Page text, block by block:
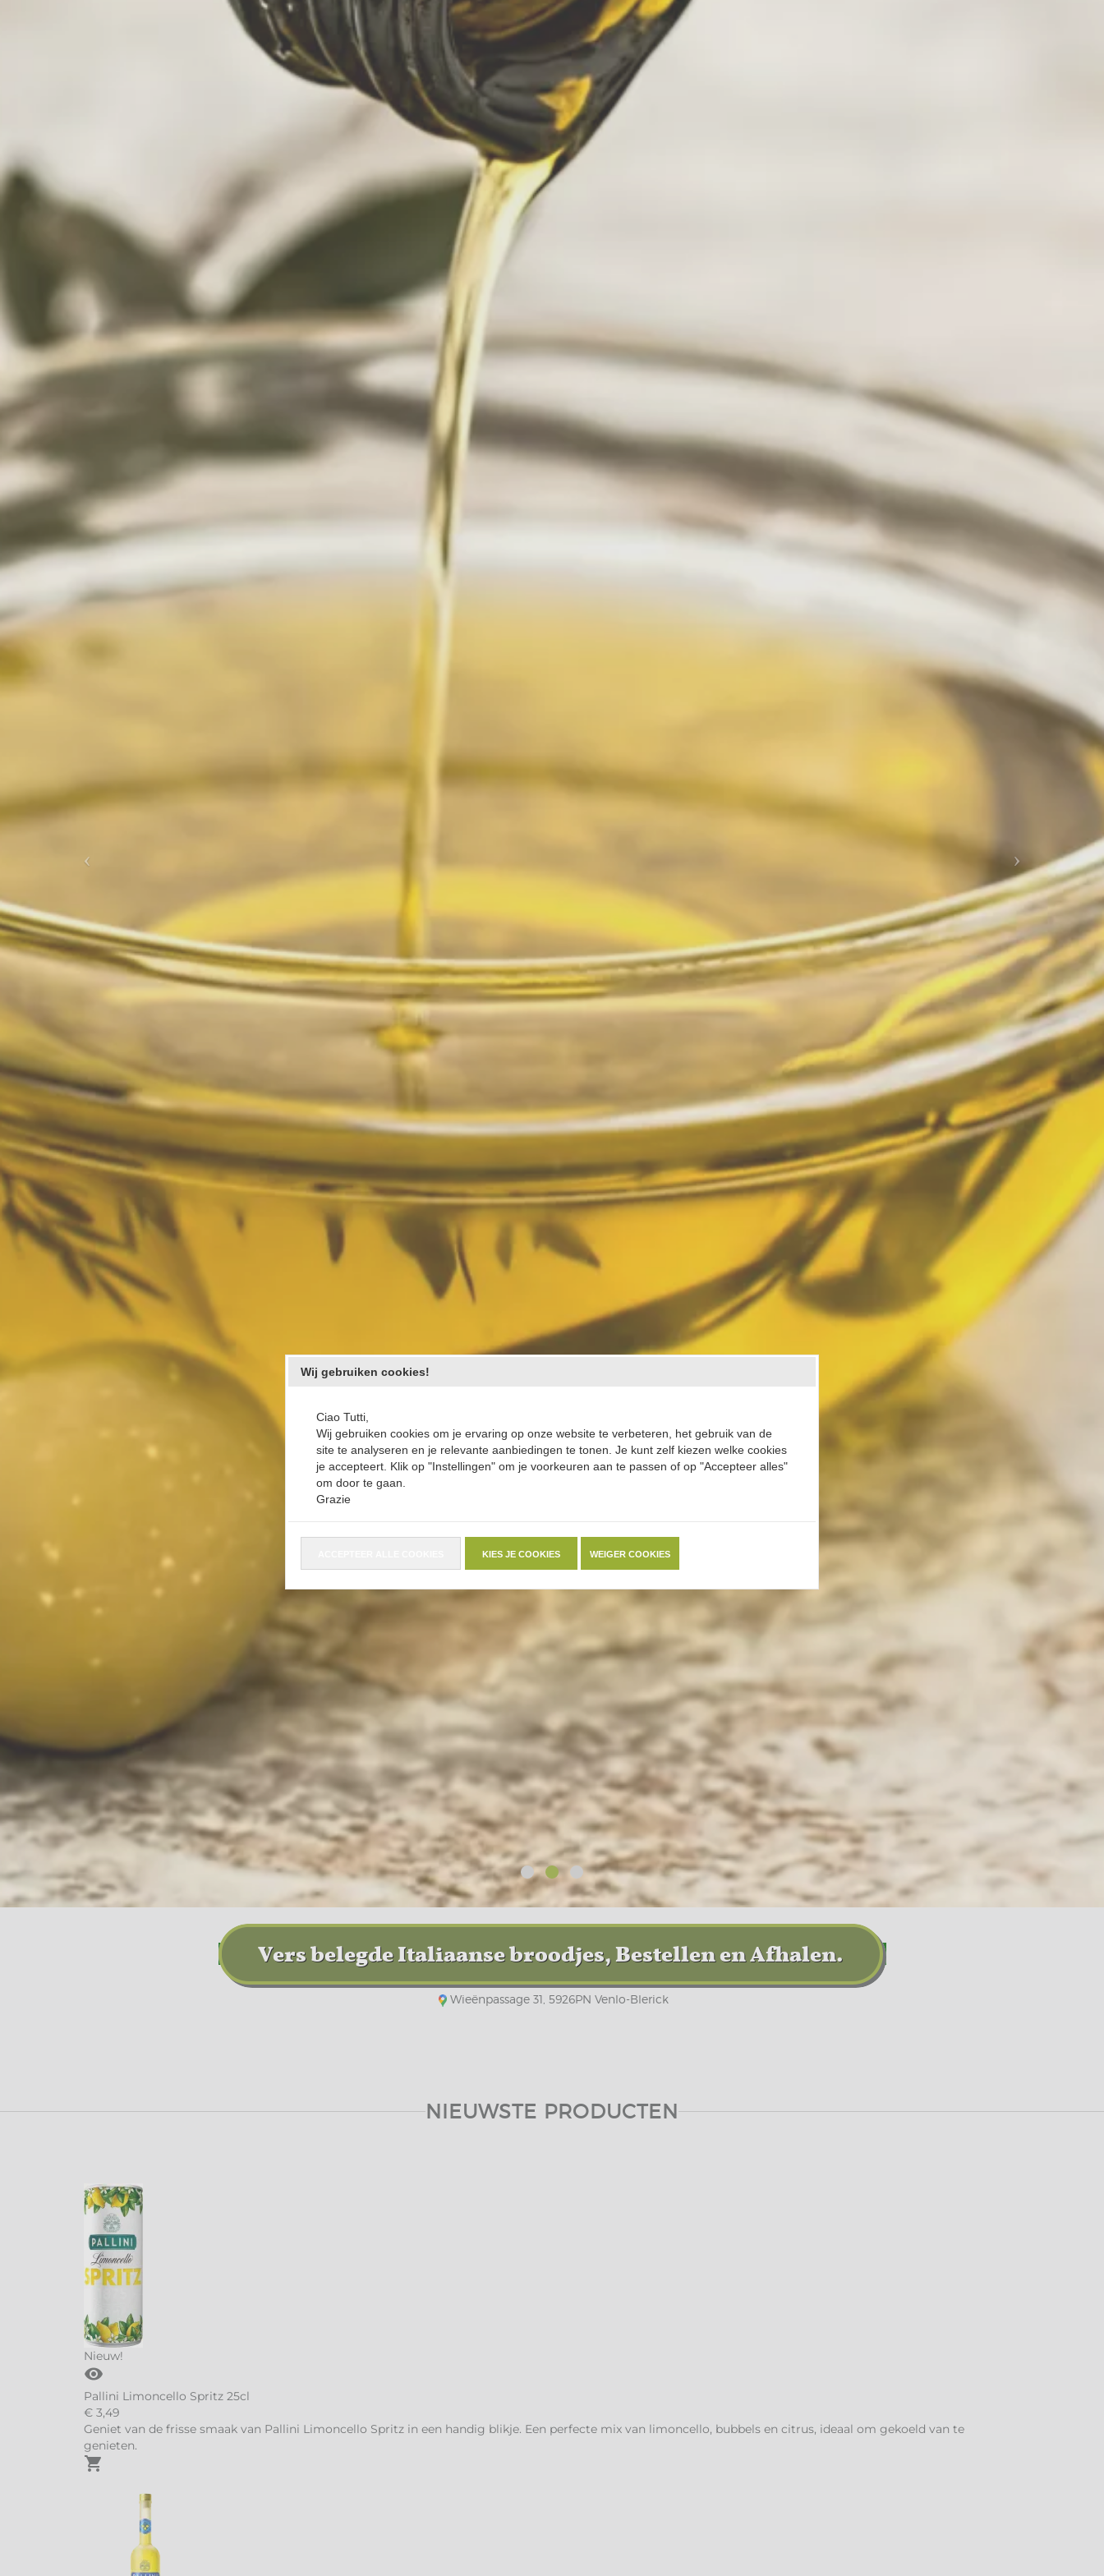
Wieënpassage 31, 5926PN Venlo-Blerick
NIEUWSTE PRODUCTEN
Nieuw!
visibility
Pallini Limoncello Spritz 25cl
€ 3,49
Geniet van de frisse smaak van Pallini Limoncello Spritz in een handig blikje. Een perfecte mix van limoncello, bubbels en citrus, ideaal om gekoeld van te
genieten.
shopping_cart
Wij gebruiken cookies!
Ciao Tutti,
Wij gebruiken cookies om je ervaring op onze website te verbeteren, het gebruik van de
site te analyseren en je relevante aanbiedingen te tonen. Je kunt zelf kiezen welke cookies
je accepteert. Klik op "Instellingen" om je voorkeuren aan te passen of op "Accepteer alles"
om door te gaan.
Grazie
KIES JE COOKIES WEIGER COOKIES